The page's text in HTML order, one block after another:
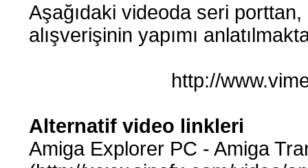
Aşağıdaki videoda seri
alışverişinin yapımı
http://
Alternatif video linkleri
Amiga Explorer PC - Amiga